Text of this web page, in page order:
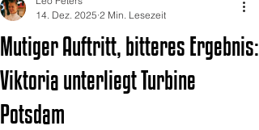
Mutiger Auftritt, bitteres Ergebnis:
Viktoria unterliegt Turbine
Potsdam
14. Dez. 2025 2 Min. Lesezeit